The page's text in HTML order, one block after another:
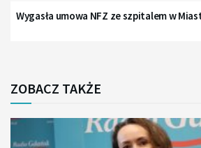
Wygasła umowa NFZ ze szpitalem w
ZOBACZ TAKŻE